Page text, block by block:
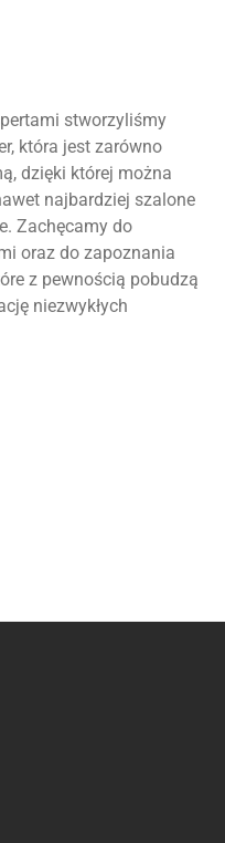
stworzyliśmy
która jest zarówno
dzięki której można
najbardziej szalone
Zachęcamy do
oraz do zapoznania
z pewnością pobudzą
niezwykłych